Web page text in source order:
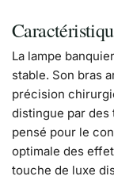
La lampe
stable. Son bras
précision
distingue par
pensé pour le
optimale des
touche de luxe